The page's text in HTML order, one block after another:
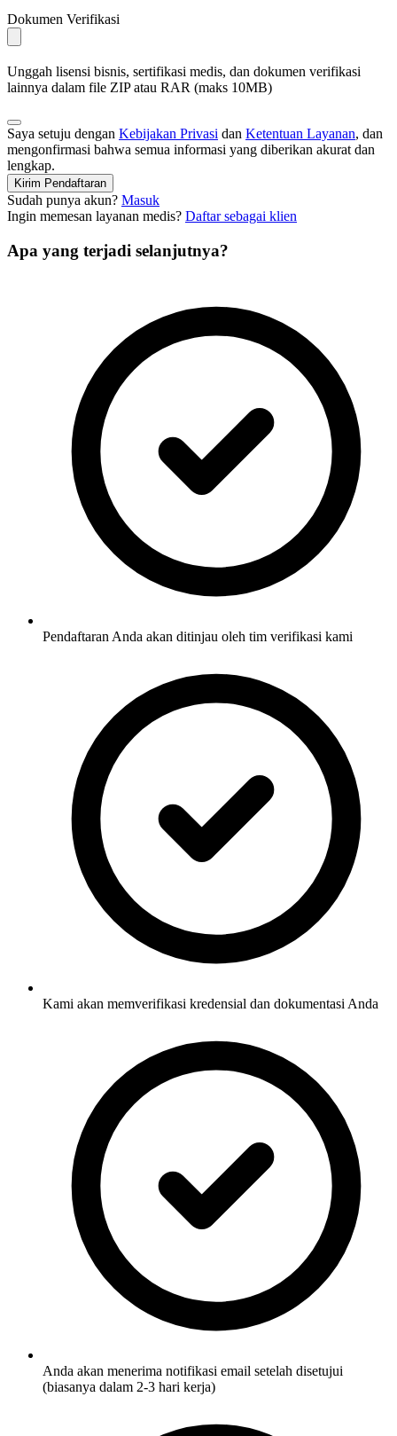
Dokumen Verifikasi
Unggah lisensi bisnis, sertifikasi medis, dan dokumen verifikasi
lainnya dalam file ZIP atau RAR (maks 10MB)
Saya setuju dengan Kebijakan Privasi dan Ketentuan Layanan, dan
mengonfirmasi bahwa semua informasi yang diberikan akurat dan
lengkap.
Kirim Pendaftaran
Sudah punya akun? Masuk
Ingin memesan layanan medis? Daftar sebagai klien
Apa yang terjadi selanjutnya?
Pendaftaran Anda akan ditinjau oleh tim verifikasi kami
Kami akan memverifikasi kredensial dan dokumentasi Anda
Anda akan menerima notifikasi email setelah disetujui
(biasanya dalam 2-3 hari kerja)